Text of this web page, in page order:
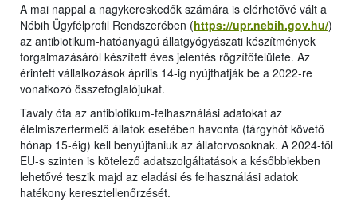
A mai nappal a nagykereskedők számára is elérhetővé vált a
Nébih Ügyfélprofil Rendszerében (https://upr.nebih.gov.hu/)
az antibiotikum-hatóanyagú állatgyógyászati készítmények
forgalmazásáról készített éves jelentés rögzítőfelülete. Az
érintett vállalkozások április 14-ig nyújthatják be a 2022-re
vonatkozó összefoglalójukat.
Tavaly óta az antibiotikum-felhasználási adatokat az
élelmiszertermelő állatok esetében havonta (tárgyhót követő
hónap 15-éig) kell benyújtaniuk az állatorvosoknak. A 2024-től
EU-s szinten is kötelező adatszolgáltatások a későbbiekben
lehetővé teszik majd az eladási és felhasználási adatok
hatékony keresztellenőrzését.